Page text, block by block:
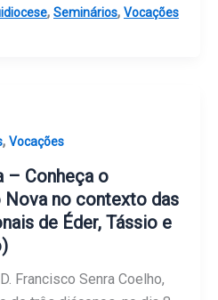
, Seminários, Vocações
, Vocações
– Conheça o
Nova no contexto das
de Éder, Tássio e
Francisco Senra Coelho,